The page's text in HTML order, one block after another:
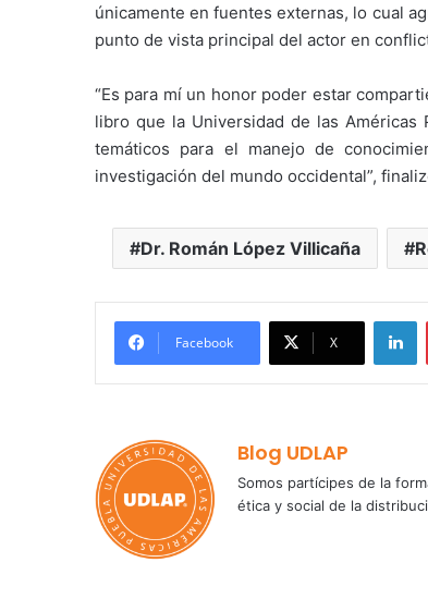
únicamente en fuentes externas, lo cual
punto de vista principal del actor en
“Es para mí un honor poder estar
libro que la Universidad de las
temáticos para el manejo de
investigación del mundo occidental”,
Dr. Román López Villicaña
Facebook X
Blog UDLAP
Somos partícipes de la
ética y social de la